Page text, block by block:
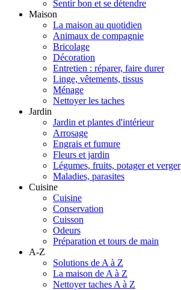
Sentir bon et se détendre
Maison
La maison au quotidien
Animaux de compagnie
Bricolage
Décoration
Entretien : réparer, faire durer
Linge, vêtements, tissus
Ménage
Nettoyer les taches
Jardin
Jardin et plantes d'intérieur
Arrosage
Engrais et fumure
Fleurs et jardin
Légumes, fruits, potager et verger
Maladies, parasites
Cuisine
Cuisine
Conservation
Cuisson
Odeurs
Préparation et tours de main
A-Z
Solutions de A à Z
La maison de A à Z
Nettoyer taches A à Z